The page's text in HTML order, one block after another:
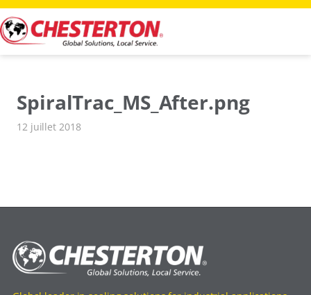
Aller
au
contenu
SpiralTrac_MS_After.png
12 juillet 2018